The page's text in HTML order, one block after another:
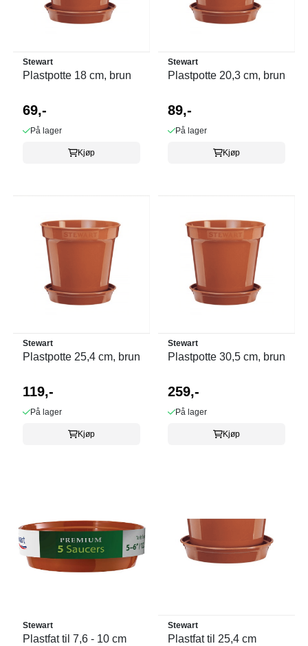
Stewart
Plastpotte 18 cm, brun
69,-
På lager
Kjøp
Stewart
Plastpotte 20,3 cm, brun
89,-
På lager
Kjøp
Stewart
Plastpotte 25,4 cm, brun
119,-
På lager
Kjøp
Stewart
Plastpotte 30,5 cm, brun
259,-
På lager
Kjøp
Stewart
Plastfat til 7,6 - 10 cm
Stewart
Plastfat til 25,4 cm